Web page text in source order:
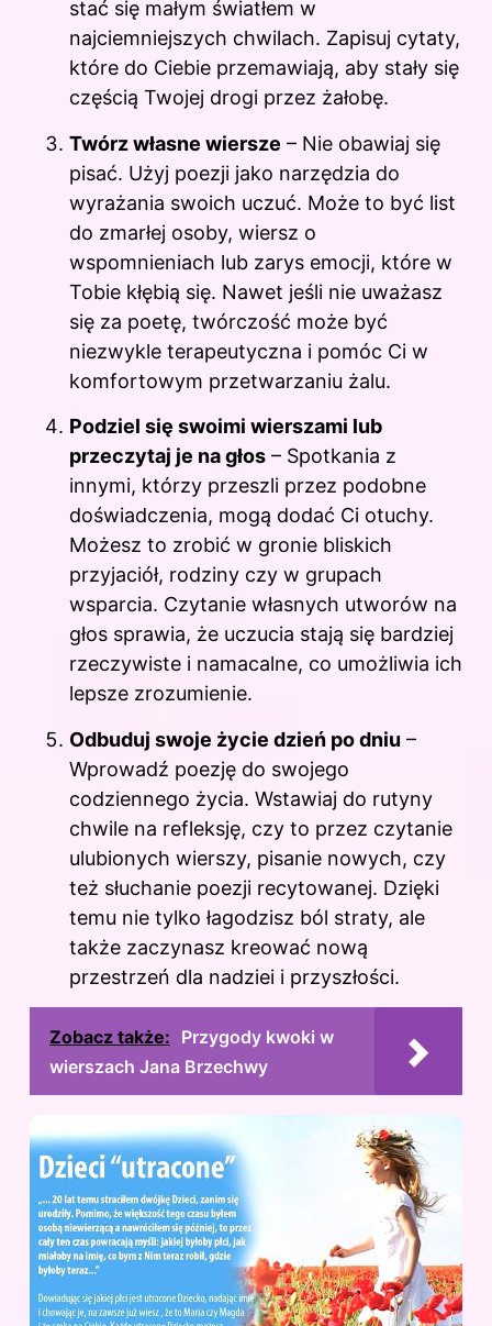
stać się małym światłem w
najciemniejszych chwilach. Zapisuj cytaty,
które do Ciebie przemawiają, aby stały się
częścią Twojej drogi przez żałobę.
Twórz własne wiersze – Nie obawiaj się
pisać. Użyj poezji jako narzędzia do
wyrażania swoich uczuć. Może to być list
do zmarłej osoby, wiersz o
wspomnieniach lub zarys emocji, które w
Tobie kłębią się. Nawet jeśli nie uważasz
się za poetę, twórczość może być
niezwykle terapeutyczna i pomóc Ci w
komfortowym przetwarzaniu żalu.
Podziel się swoimi wierszami lub
przeczytaj je na głos – Spotkania z
innymi, którzy przeszli przez podobne
doświadczenia, mogą dodać Ci otuchy.
Możesz to zrobić w gronie bliskich
przyjaciół, rodziny czy w grupach
wsparcia. Czytanie własnych utworów na
głos sprawia, że uczucia stają się bardziej
rzeczywiste i namacalne, co umożliwia ich
lepsze zrozumienie.
Odbuduj swoje życie dzień po dniu –
Wprowadź poezję do swojego
codziennego życia. Wstawiaj do rutyny
chwile na refleksję, czy to przez czytanie
ulubionych wierszy, pisanie nowych, czy
też słuchanie poezji recytowanej. Dzięki
temu nie tylko łagodzisz ból straty, ale
także zaczynasz kreować nową
przestrzeń dla nadziei i przyszłości.
Zobacz także: Przygody kwoki w
wierszach Jana Brzechwy